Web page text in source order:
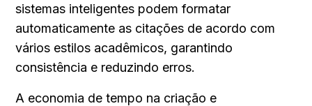
sistemas inteligentes podem formatar
automaticamente as citações de acordo com
vários estilos acadêmicos, garantindo
consistência e reduzindo erros.
A economia de tempo na criação e